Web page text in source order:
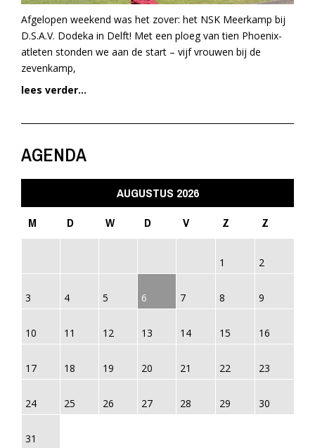
Afgelopen weekend was het zover: het NSK Meerkamp bij
D.S.A.V. Dodeka in Delft! Met een ploeg van tien Phoenix-
atleten stonden we aan de start – vijf vrouwen bij de
zevenkamp,
lees verder...
AGENDA
AUGUSTUS 2026
M
D W D V Z Z
1 2
3 4 5 6 7 8 9
10 11 12 13 14 15 16
17 18 19 20 21 22 23
24 25 26 27 28 29 30
31